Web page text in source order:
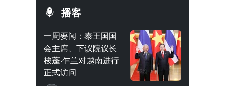
播客
一周要闻：泰王国国
会主席、下议院议长
梭蓬·乍兰对越南进行
正式访问